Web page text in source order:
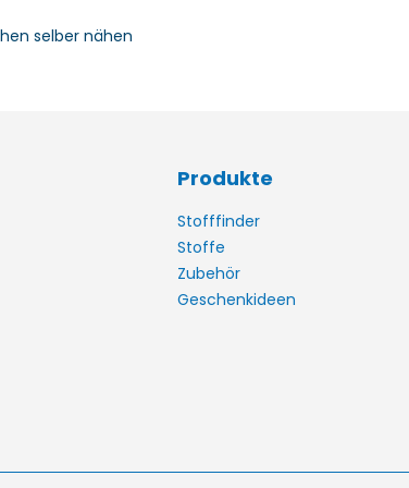
selber nähen
Produkte
Stofffinder
Stoffe
Zubehör
Geschenkideen